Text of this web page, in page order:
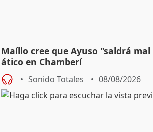
Maíllo cree que Ayuso "saldrá
ático en Chamberí
Sonido Totales 08/08/2026